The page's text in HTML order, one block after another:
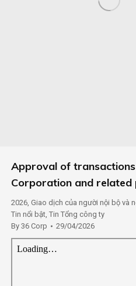
Approval of
Corporation and related
2026 Giao dịch của người nội bộ và
Tin nổi bật Tin Tổng công ty
By 36 Corp 29/04/2026